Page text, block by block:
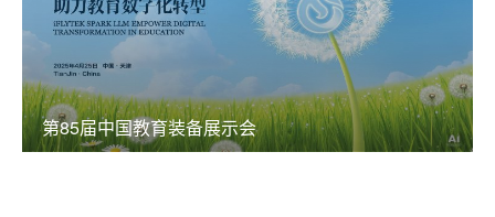
第85届中国教育装备展示会